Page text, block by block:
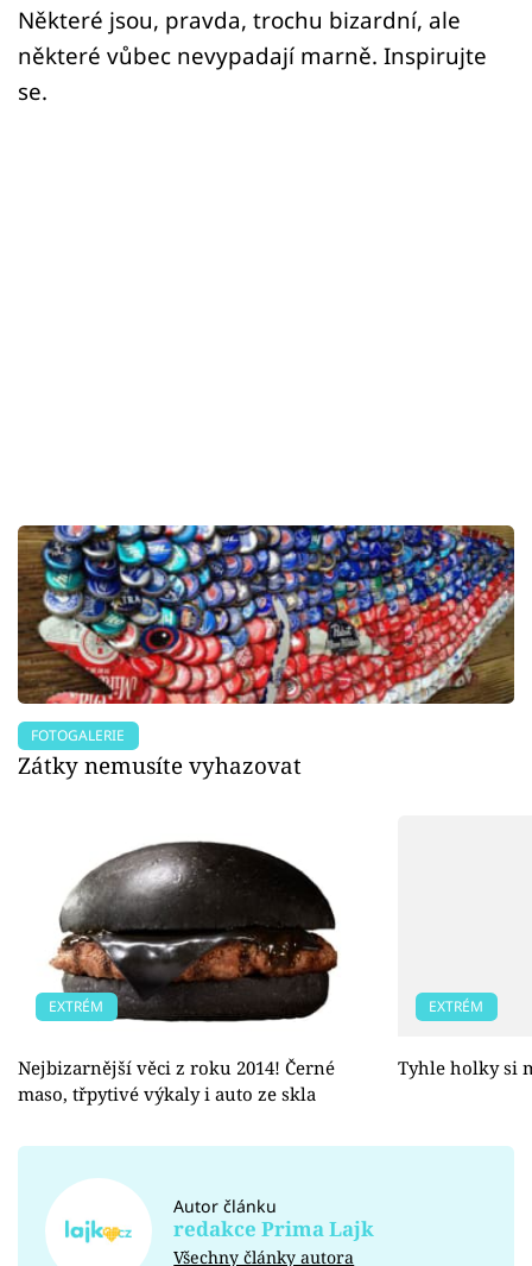
Některé jsou, pravda, trochu bizardní, ale
některé vůbec nevypadají marně. Inspirujte
se.
FOTOGALERIE
Zátky nemusíte vyhazovat
EXTRÉM
Nejbizarnější věci z roku 2014! Černé
maso, třpytivé výkaly i auto ze skla
EXTRÉM
Tyhle holky si
Autor článku
redakce Prima Lajk
Všechny články autora